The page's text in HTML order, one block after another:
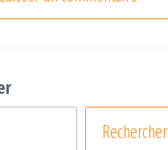
Rechercher